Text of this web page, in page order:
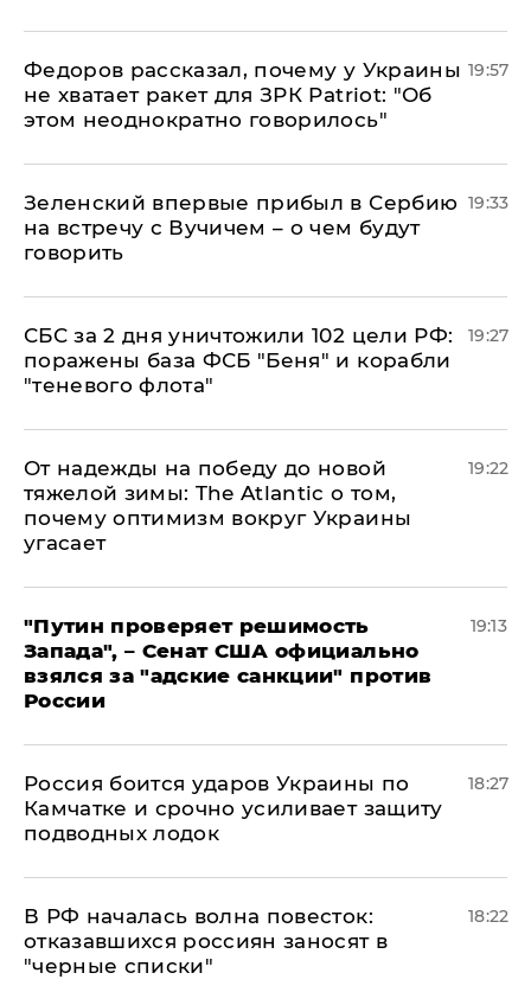
Федоров рассказал, почему у Украины
не хватает ракет для ЗРК Patriot: "Об
этом неоднократно говорилось"
19:57
Зеленский впервые прибыл в Сербию
на встречу с Вучичем – о чем будут
говорить
19:33
СБС за 2 дня уничтожили 102 цели РФ:
поражены база ФСБ "Беня" и корабли
"теневого флота"
19:27
От надежды на победу до новой
тяжелой зимы: The Atlantic о том,
почему оптимизм вокруг Украины
угасает
19:22
"Путин проверяет решимость
Запада", – Сенат США официально
взялся за "адские санкции" против
России
19:13
Россия боится ударов Украины по
Камчатке и срочно усиливает защиту
подводных лодок
18:27
​В РФ началась волна повесток:
отказавшихся россиян заносят в
"черные списки"
18:22